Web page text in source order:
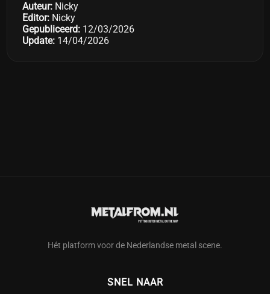
Auteur: Nicky
Editor: Nicky
Gepubliceerd: 12/03/2026
Update: 14/04/2026
Hét platform voor de Nederlandse metal scene.
SNEL NAAR